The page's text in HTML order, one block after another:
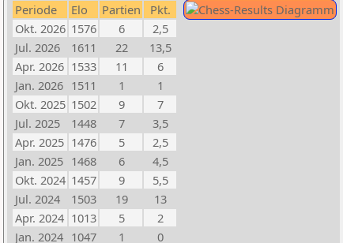
Periode Elo Partien
Pkt.
Okt. 2026 1576 6
2,5
Jul. 2026
1611 22
13,5
Apr. 2026 1533 11
6
Jan. 2026 1511 1
1
Okt. 2025 1502 9
7
Jul. 2025
1448 7
3,5
Apr. 2025 1476 5
2,5
Jan. 2025 1468 6
4,5
Okt. 2024 1457 9
5,5
Jul. 2024
1503 19
13
Apr. 2024 1013 5
2
Jan. 2024 1047 1 0